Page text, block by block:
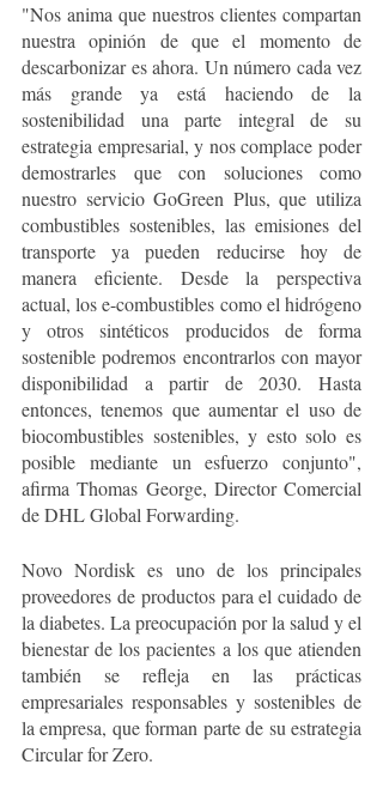
"Nos anima que nuestros clientes compartan
nuestra opinión de que el momento de
descarbonizar es ahora. Un número cada vez
más grande ya está haciendo de la
sostenibilidad una parte integral de su
estrategia empresarial, y nos complace poder
demostrarles que con soluciones como
nuestro servicio GoGreen Plus, que utiliza
combustibles sostenibles, las emisiones del
transporte ya pueden reducirse hoy de
manera eficiente. Desde la perspectiva
actual, los e-combustibles como el hidrógeno
y otros sintéticos producidos de forma
sostenible podremos encontrarlos con mayor
disponibilidad a partir de 2030. Hasta
entonces, tenemos que aumentar el uso de
biocombustibles sostenibles, y esto solo es
posible mediante un esfuerzo conjunto",
afirma Thomas George, Director Comercial
de DHL Global Forwarding.
Novo Nordisk es uno de los principales
proveedores de productos para el cuidado de
la diabetes. La preocupación por la salud y el
bienestar de los pacientes a los que atienden
también se refleja en las prácticas
empresariales responsables y sostenibles de
la empresa, que forman parte de su estrategia
Circular for Zero.